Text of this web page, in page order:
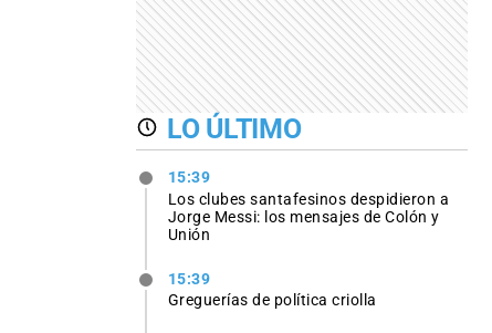
LO ÚLTIMO
15:39
Los clubes santafesinos despidieron a
Jorge Messi: los mensajes de Colón y
Unión
15:39
Greguerías de política criolla